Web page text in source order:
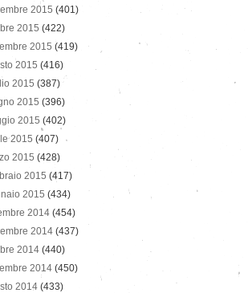
2015 (401)
2015 (422)
2015 (419)
2015 (416)
2015 (387)
2015 (396)
2015 (402)
2015 (407)
2015 (428)
2015 (417)
2015 (434)
2014 (454)
2014 (437)
2014 (440)
2014 (450)
2014 (433)